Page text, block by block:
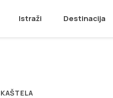
Istraži Destinacija
KAŠTELA